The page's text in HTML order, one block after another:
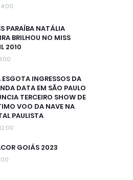
PARAÍBA NATÁLIA
BRILHOU NO MISS
2010
INGRESSOS DA
DATA EM SÃO PAULO
TERCEIRO SHOW DE
VOO DA NAVE NA
PAULISTA
GOIÁS 2023